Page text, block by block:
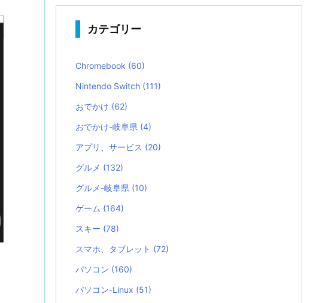
カテゴリー
Chromebook (60)
Nintendo Switch (111)
おでかけ (62)
おでかけ-岐阜県 (4)
アプリ、サービス (20)
グルメ (132)
グルメ-岐阜県 (10)
ゲーム (164)
スキー (78)
スマホ、タブレット (72)
パソコン (160)
パソコン-Linux (51)